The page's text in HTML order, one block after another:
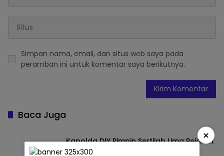
Simpan nama, email, dan situs web saya pada
peramban ini untuk komentar saya berikutnya.
Baca Juga
Kapolda DIY Pimpin Sertijab Lima Pejabat
Utama dan Kapolresta Yogyakarta
×